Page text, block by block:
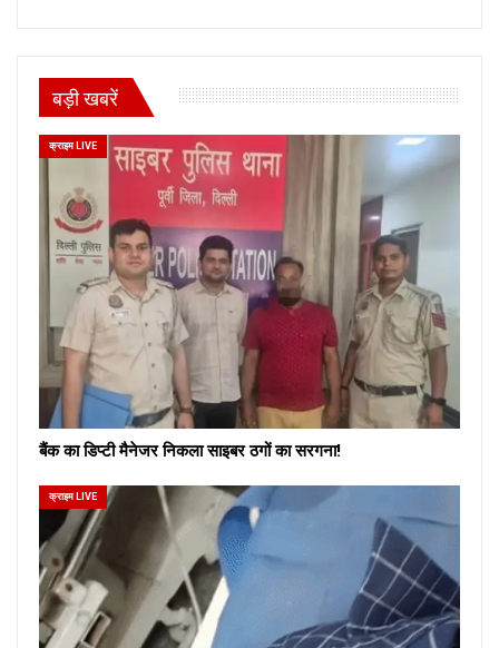
बड़ी खबरें
क्राइम LIVE
बैंक का डिप्टी मैनेजर निकला साइबर ठगों का सरगना!
क्राइम LIVE